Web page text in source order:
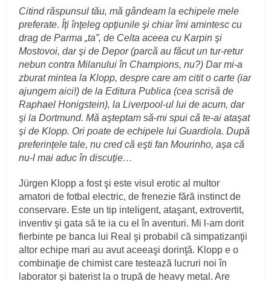
Citind răspunsul tău, mă gândeam la echipele mele
preferate. Îţi înţeleg opţiunile şi chiar îmi amintesc cu
drag de Parma „ta”, de Celta aceea cu Karpin şi
Mostovoi, dar şi de Depor (parcă au făcut un tur-retur
nebun contra Milanului în Champions, nu?) Dar mi-a
zburat mintea la Klopp, despre care am citit o carte (iar
ajungem aici!) de la Editura Publica (cea scrisă de
Raphael Honigstein), la Liverpool-ul lui de acum, dar
şi la Dortmund. Mă aşteptam să-mi spui că te-ai ataşat
şi de Klopp. Ori poate de echipele lui Guardiola. După
preferinţele tale, nu cred că eşti fan Mourinho, aşa că
nu-l mai aduc în discuţie…
Jürgen Klopp a fost şi este visul erotic al multor
amatori de fotbal electric, de frenezie fără instinct de
conservare. Este un tip inteligent, ataşant, extrovertit,
inventiv şi gata să te ia cu el în aventuri. Mi l-am dorit
fierbinte pe banca lui Real şi probabil că simpatizanţii
altor echipe mari au avut aceeaşi dorinţă. Klopp e o
combinaţie de chimist care testează lucruri noi în
laborator şi baterist la o trupă de heavy metal. Are